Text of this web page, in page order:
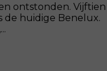
ontstonden. Vijftien
de huidige Benelux.